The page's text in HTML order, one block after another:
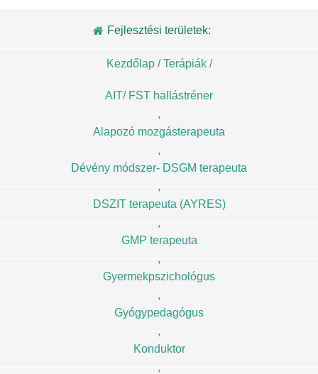
Fejlesztési területek:
Kezdőlap / Terápiák /
AIT/ FST hallástréner
,
Alapozó mozgásterapeuta
,
Dévény módszer- DSGM terapeuta
,
DSZIT terapeuta (AYRES)
,
GMP terapeuta
,
Gyermekpszichológus
,
Gyógypedagógus
,
Konduktor
,